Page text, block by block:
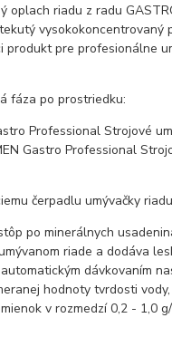
oplach riadu z radu
vysokokoncentrovaný
produkt pre profesionálne
fáza po prostriedku:
Professional Strojové
Gastro Professional
čerpadlu umývačky
po minerálnych
riade a dodáva
dávkovaním
hodnoty tvrdosti
v rozmedzí 0,2 - 1,0